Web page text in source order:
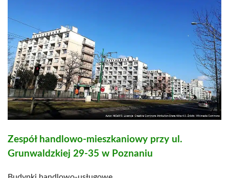
Zespół handlowo-mieszkaniowy przy ul.
Grunwaldzkiej 29-35 w Poznaniu